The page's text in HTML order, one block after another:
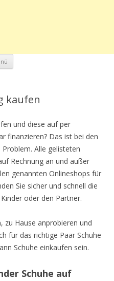
Zum Inhalt springen
kaufen
und diese auf per
finanzieren? Das ist bei den
Alle gelisteten
Rechnung an und außer
genannten Onlineshops für
Sie sicher und schnell die
oder den Partner.
zu Hause anprobieren und
für das richtige Paar Schuhe
Schuhe einkaufen sein.
Schuhe auf